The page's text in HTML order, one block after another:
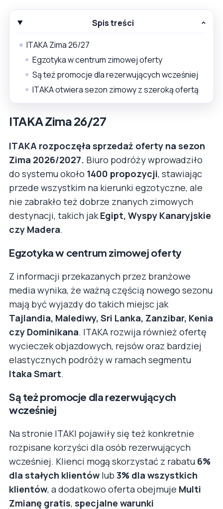
Spis treści
ITAKA Zima 26/27
Egzotyka w centrum zimowej oferty
Są też promocje dla rezerwujących wcześniej
ITAKA otwiera sezon zimowy z szeroką ofertą
ITAKA Zima 26/27
ITAKA rozpoczęła sprzedaż oferty na sezon
Zima 2026/2027. Biuro podróży wprowadziło
do systemu około 1400 propozycji, stawiając
przede wszystkim na kierunki egzotyczne, ale
nie zabrakło też dobrze znanych zimowych
destynacji, takich jak Egipt, Wyspy Kanaryjskie
czy Madera.
Egzotyka w centrum zimowej oferty
Z informacji przekazanych przez branżowe
media wynika, że ważną częścią nowego sezonu
mają być wyjazdy do takich miejsc jak
Tajlandia, Malediwy, Sri Lanka, Zanzibar, Kenia
czy Dominikana. ITAKA rozwija również ofertę
wycieczek objazdowych, rejsów oraz bardziej
elastycznych podróży w ramach segmentu
Itaka Smart.
Są też promocje dla rezerwujących
wcześniej
Na stronie ITAKI pojawiły się też konkretnie
rozpisane korzyści dla osób rezerwujących
wcześniej. Klienci mogą skorzystać z rabatu 6%
dla stałych klientów lub 3% dla wszystkich
klientów, a dodatkowo oferta obejmuje Multi
Zmianę gratis, specjalne warunki